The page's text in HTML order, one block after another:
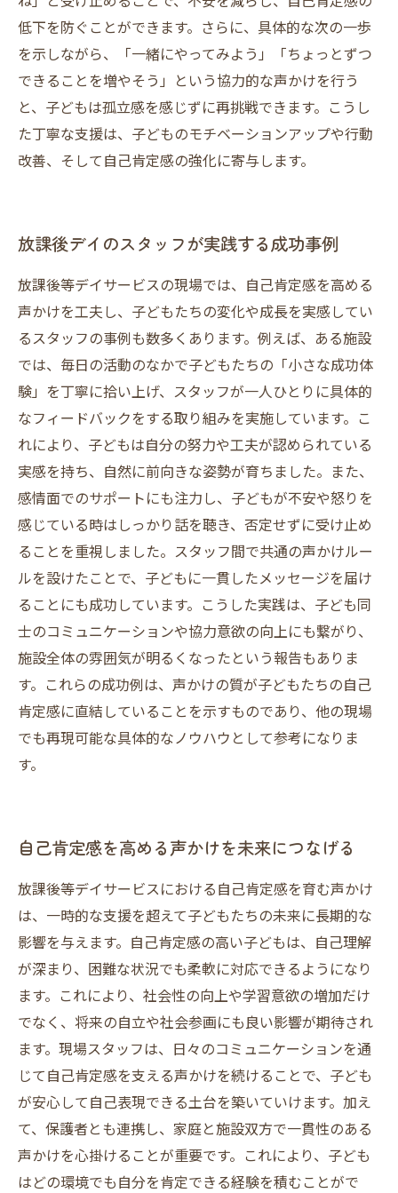
低下を防ぐことができます。さらに、具体的な次の一歩
を示しながら、「一緒にやってみよう」「ちょっとずつ
できることを増やそう」という協力的な声かけを行う
と、子どもは孤立感を感じずに再挑戦できます。こうし
た丁寧な支援は、子どものモチベーションアップや行動
改善、そして自己肯定感の強化に寄与します。
放課後デイのスタッフが実践する成功事例
放課後等デイサービスの現場では、自己肯定感を高める
声かけを工夫し、子どもたちの変化や成長を実感してい
るスタッフの事例も数多くあります。例えば、ある施設
では、毎日の活動のなかで子どもたちの「小さな成功体
験」を丁寧に拾い上げ、スタッフが一人ひとりに具体的
なフィードバックをする取り組みを実施しています。こ
れにより、子どもは自分の努力や工夫が認められている
実感を持ち、自然に前向きな姿勢が育ちました。また、
感情面でのサポートにも注力し、子どもが不安や怒りを
感じている時はしっかり話を聴き、否定せずに受け止め
ることを重視しました。スタッフ間で共通の声かけルー
ルを設けたことで、子どもに一貫したメッセージを届け
ることにも成功しています。こうした実践は、子ども同
士のコミュニケーションや協力意欲の向上にも繋がり、
施設全体の雰囲気が明るくなったという報告もありま
す。これらの成功例は、声かけの質が子どもたちの自己
肯定感に直結していることを示すものであり、他の現場
でも再現可能な具体的なノウハウとして参考になりま
す。
自己肯定感を高める声かけを未来につなげる
放課後等デイサービスにおける自己肯定感を育む声かけ
は、一時的な支援を超えて子どもたちの未来に長期的な
影響を与えます。自己肯定感の高い子どもは、自己理解
が深まり、困難な状況でも柔軟に対応できるようになり
ます。これにより、社会性の向上や学習意欲の増加だけ
でなく、将来の自立や社会参画にも良い影響が期待され
ます。現場スタッフは、日々のコミュニケーションを通
じて自己肯定感を支える声かけを続けることで、子ども
が安心して自己表現できる土台を築いていけます。加え
て、保護者とも連携し、家庭と施設双方で一貫性のある
声かけを心掛けることが重要です。これにより、子ども
はどの環境でも自分を肯定できる経験を積むことがで